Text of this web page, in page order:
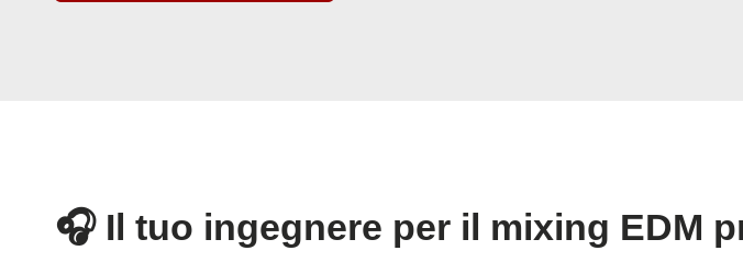
🎧 Il tuo ingegnere per il mixing EDM